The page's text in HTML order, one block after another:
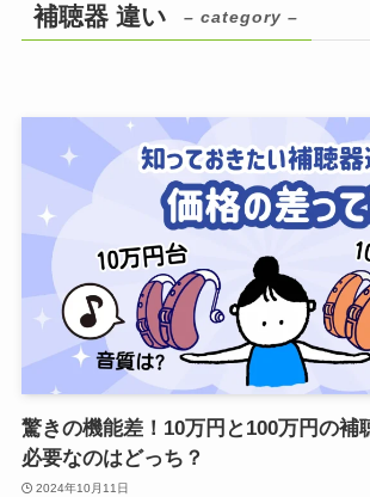
補聴器 違い – category –
驚きの機能差！10万円と100万円の補
必要なのはどっち？
2024年10月11日